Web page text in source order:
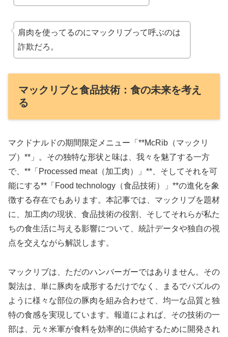
肩肉を使ってるのにマック リブって呼ぶのは
詐欺だろ。
マックリブと食品技術：食の未来を考え
る
マクドナルドの期間限定メニュー「**McRib（マックリ
ブ）**」。その独特な形状と味は、我々を魅了する一方
で、**「Processed meat（加工肉）」**、そしてそれを可
能にする**「Food technology（食品技術）」**の進化を象
徴する存在でもあります。本記事では、マックリブを題材
に、加工肉の現状、食品技術の役割、そしてそれらが私た
ちの食生活に与える影響について、統計データや独自の視
点を交えながら解説します。
マックリブは、ただのハンバーガーではありません。その
製法は、単に豚肉を成形するだけでなく、まるでパズルの
ように様々な部位の豚肉を組み合わせて、均一な品質と独
特の食感を実現しています。報道によれば、その技術の一
部は、元々米軍が食料を効率的に供給するために開発され